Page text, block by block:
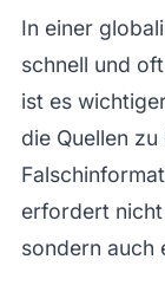
In einer
schnell und
ist es
die Quellen
erfordert
sondern auch